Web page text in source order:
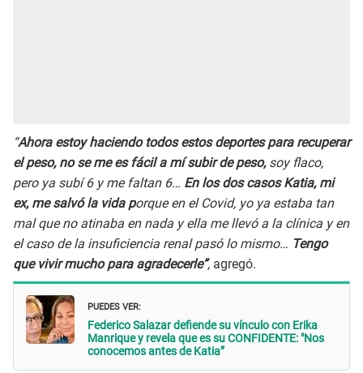
“Ahora estoy haciendo todos estos deportes para recuperar
el peso, no se me es fácil a mí subir de peso,soy flaco,
pero ya subí 6 y me faltan 6… En los dos casos Katia, mi
ex, me salvó la vida porque en el Covid, yo ya estaba tan
mal que no atinaba en nada y ella me llevó a la clínica y en
el caso de la insuficiencia renal pasó lo mismo… Tengo
que vivir mucho para agradecerle”, agregó.
PUEDES VER:
Federico Salazar defiende su vínculo con Erika
Manrique y revela que es su CONFIDENTE: "Nos
conocemos antes de Katia”